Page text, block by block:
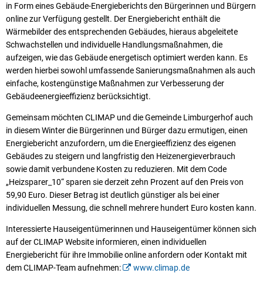
in Form eines Gebäude-Energieberichts den Bürgerinnen und Bürgern
online zur Verfügung gestellt. Der Energiebericht enthält die
Wärmebilder des entsprechenden Gebäudes, hieraus abgeleitete
Schwachstellen und individuelle Handlungsmaßnahmen, die
aufzeigen, wie das Gebäude energetisch optimiert werden kann. Es
werden hierbei sowohl umfassende Sanierungsmaßnahmen als auch
einfache, kostengünstige Maßnahmen zur Verbesserung der
Gebäudeenergieeffizienz berücksichtigt.
Gemeinsam möchten CLIMAP und die Gemeinde Limburgerhof auch
in diesem Winter die Bürgerinnen und Bürger dazu ermutigen, einen
Energiebericht anzufordern, um die Energieeffizienz des eigenen
Gebäudes zu steigern und langfristig den Heizenergieverbrauch
sowie damit verbundene Kosten zu reduzieren. Mit dem Code
„Heizsparer_10“ sparen sie derzeit zehn Prozent auf den Preis von
59,90 Euro. Dieser Betrag ist deutlich günstiger als bei einer
individuellen Messung, die schnell mehrere hundert Euro kosten kann.
Interessierte Hauseigentümerinnen und Hauseigentümer können sich
auf der CLIMAP Website informieren, einen individuellen
Energiebericht für ihre Immobilie online anfordern oder Kontakt mit
dem CLIMAP-Team aufnehmen:
www.climap.de